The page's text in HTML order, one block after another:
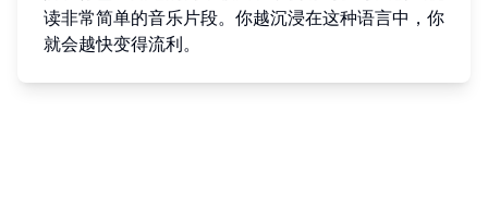
读非常简单的音乐片段。你越沉浸在这种语言中，你
就会越快变得流利。